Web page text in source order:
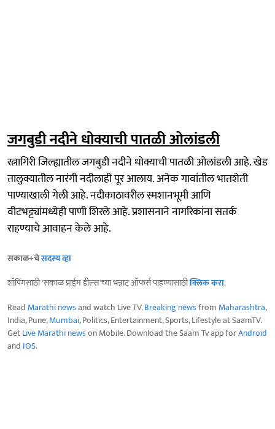
जगबुडी नदीने धोक्याची पातळी ओलांडली
रत्नागिरी जिल्ह्यातील जगबुडी नदीने धोक्याची पातळी ओलांडली आहे. खेड
तालुक्यातील नारंगी नदीलाही पूर आलाय. अनेक गावांतील भातशेती
पाण्याखाली गेली आहे. नदीकाठावरील स्मशानभूमी आणि
वीटभट्ट्यांमध्येही पाणी शिरले आहे. प्रशासनाने नागरिकांना सतर्क
राहण्याचे आवाहन केले आहे.
सकाळ+चेसदस्य व्हा
शॉपिंगसाठी 'सकाळ प्राईम डील्स'च्या भन्नाट ऑफर्स पाहण्यासाठीक्लिक करा.
Read Marathi newsand watch Live TV.Breaking newsfrom Maharashtra,
India, Pune,Mumbai, Politics, Entertainment, Sports, Lifestyle at SaamTV.
GetLive Marathi newson Mobile. Download the Saam Tv app forAndroid
and IOS.